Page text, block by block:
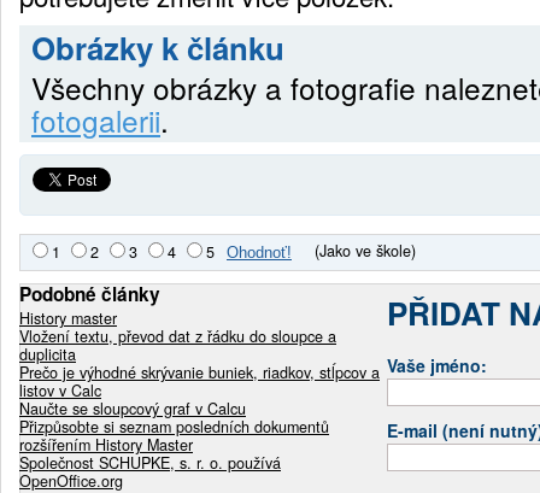
Obrázky k článku
Všechny obrázky a fotografie
fotogalerii.
1 2 3 4 5 (Jako ve škole)
Podobné články
History master
Vložení textu, převod dat z řádku do sloupce a
duplicita
Prečo je výhodné skrývanie buniek, riadkov, stĺpcov a
listov v Calc
Naučte se sloupcový graf v Calcu
Přizpůsobte si seznam posledních dokumentů
rozšířením History Master
Společnost SCHUPKE, s. r. o. používá
OpenOffice.org
PŘIDAT
Vaše jméno:
E-mail (není